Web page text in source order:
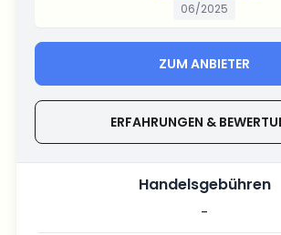
06/2025
ZUM ANBIETER
ERFAHRUNGEN &
Handelsgebühren
-